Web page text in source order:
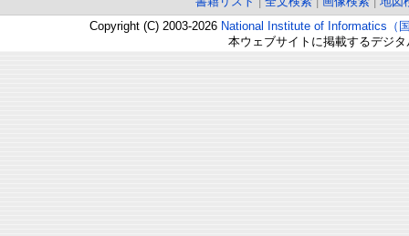
Copyright (C) 2003-2026 National Institute of Informatics（
本ウェブサイトに掲載するデジ